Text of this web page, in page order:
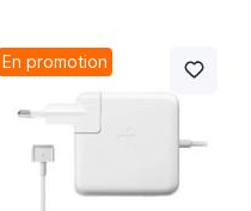
En promotion